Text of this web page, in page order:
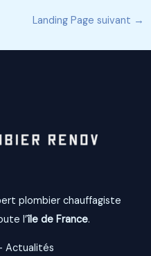
Landing Page suivant →
plombier chauffagiste
l’île de France.
Actualités